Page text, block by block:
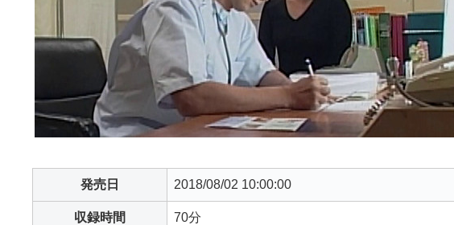
発売日 2018/08/02 10:00:00
収録時間 70分